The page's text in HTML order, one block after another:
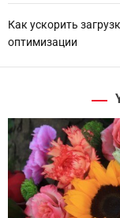
Как ускорить
оптимизации